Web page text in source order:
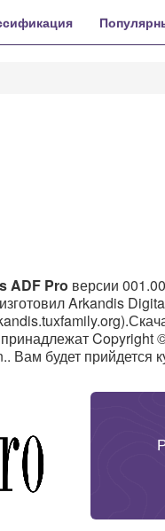
ADF Pro версии
Arkandis
Вам будет прийдется